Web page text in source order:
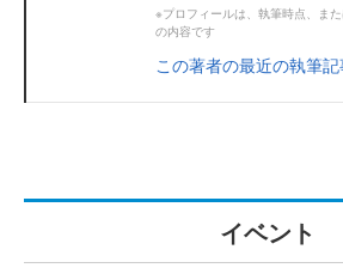
※プロフィールは、執筆時点、ま
の内容です
この著者の最近の執筆
イベント